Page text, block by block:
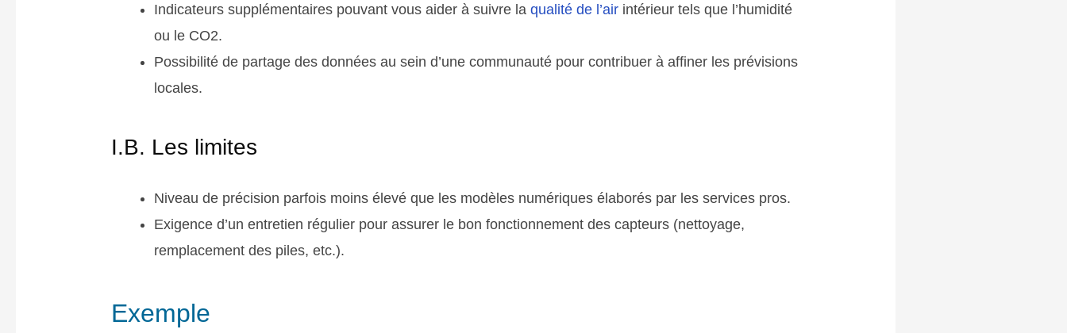
Indicateurs supplémentaires pouvant vous aider à suivre laqualité de l’air intérieur tels que l’humidité
ou le CO2.
Possibilité de partage des données au sein d’une communauté pour contribuer à affiner les prévisions
locales.
I.B. Les limites
Niveau de précision parfois moins élevé que les modèles numériques élaborés par les services pros.
Exigence d’un entretien régulier pour assurer le bon fonctionnement des capteurs (nettoyage,
remplacement des piles, etc.).
Exemple